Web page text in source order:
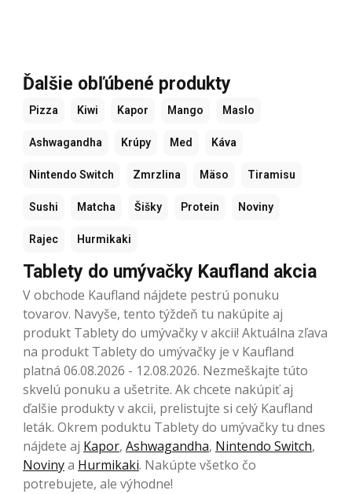
Ďalšie obľúbené produkty
Pizza Kiwi Kapor Mango Maslo
Ashwagandha Krúpy Med Káva
Nintendo Switch Zmrzlina Mäso Tiramisu
Sushi Matcha Šišky Protein Noviny
Rajec Hurmikaki
Tablety do umývačky Kaufland akcia
V obchode Kaufland nájdete pestrú ponuku
tovarov. Navyše, tento týždeň tu nakúpite aj
produkt Tablety do umývačky v akcii! Aktuálna zľava
na produkt Tablety do umývačky je v Kaufland
platná 06.08.2026 - 12.08.2026. Nezmeškajte túto
skvelú ponuku a ušetrite. Ak chcete nakúpiť aj
ďalšie produkty v akcii, prelistujte si celý Kaufland
leták. Okrem poduktu Tablety do umývačky tu dnes
nájdete aj Kapor, Ashwagandha, Nintendo Switch,
Novinya Hurmikaki. Nakúpte všetko čo
potrebujete, ale výhodne!